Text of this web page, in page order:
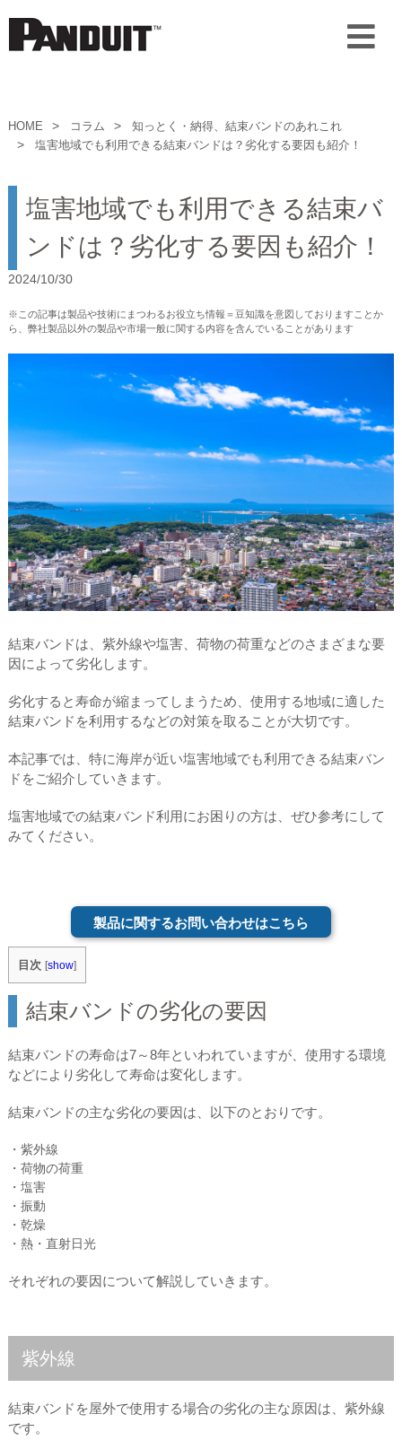
HOME コラム
知っとく・納得、結束バンドのあれこれ
塩害地域でも利用できる結束バンドは？劣化する要因も紹介！
塩害地域でも利用できる結束バ
ンドは？劣化する要因も紹介！
2024/10/30
※この記事は製品や技術にまつわるお役立ち情報＝豆知識を意図しておりますことか
ら、弊社製品以外の製品や市場一般に関する内容を含んでいることがあります
結束バンドは、紫外線や塩害、荷物の荷重などのさまざまな要
因によって劣化します。
劣化すると寿命が縮まってしまうため、使用する地域に適した
結束バンドを利用するなどの対策を取ることが大切です。
本記事では、特に海岸が近い塩害地域でも利用できる結束バン
ドをご紹介していきます。
塩害地域での結束バンド利用にお困りの方は、ぜひ参考にして
みてください。
製品に関するお問い合わせはこちら
目次 [show]
結束バンドの劣化の要因
結束バンドの寿命は7～8年といわれていますが、使用する環境
などにより劣化して寿命は変化します。
結束バンドの主な劣化の要因は、以下のとおりです。
・紫外線
・荷物の荷重
・塩害
・振動
・乾燥
・熱・直射日光
それぞれの要因について解説していきます。
紫外線
結束バンドを屋外で使用する場合の劣化の主な原因は、紫外線
です。